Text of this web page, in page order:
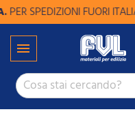
FUORI ITALIA
